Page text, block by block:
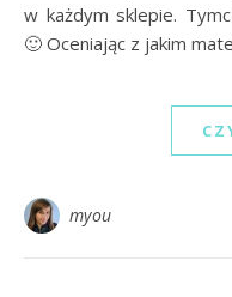
w każdym sklepie.
🙂 Oceniając z jakim
myou